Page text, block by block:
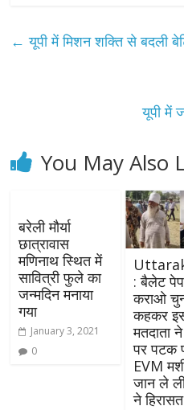
← यूपी में मिशन शक्ति से बदली
यूपी में
You May Also
बरेली मौर्या
छात्रावास
मणिनाथ स्थित में
सावित्री फुले का
जन्मदिन मनाया
गया
January 3, 2021
0
: बैलेट
कराओ
कहकर
मतदाता
पर पटक
EVM
जान ले
ने